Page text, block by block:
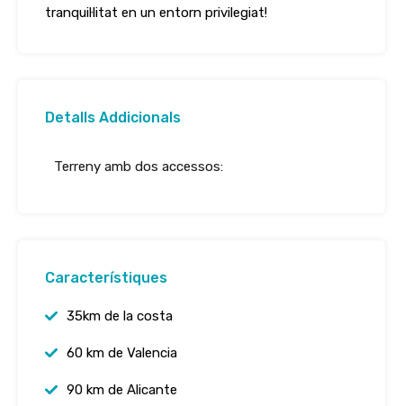
tranquil·litat en un entorn privilegiat!
Detalls Addicionals
Terreny amb dos accessos:
Característiques
35km de la costa
60 km de Valencia
90 km de Alicante